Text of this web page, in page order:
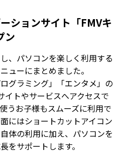
ションサイト「FMVキ
ン
、パソコンを楽しく利用する
ューにまとめました。
グラミング」「エンタメ」の
イトやサービスへアクセスで
うお子様もスムーズに利用で
にはショートカットアイコン
体の利用に加え、パソコンを
をサポートします。